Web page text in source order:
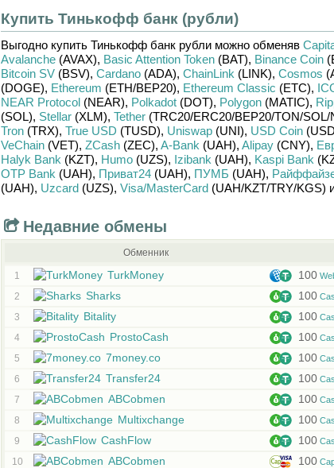
Купить Тинькофф банк (рубли)
Выгодно купить Тинькофф банк рублиможно обменяв
Avalanche(AVAX), Basic Attention Token(BAT), Binance Coin
Bitcoin SV(BSV), Cardano(ADA), ChainLink (LINK), Cosmos
(DOGE), Ethereum (ETH/BEP20), Ethereum Classic (ETC),
NEAR Protocol(NEAR), Polkadot(DOT), Polygon(MATIC),
(SOL), Stellar(XLM), Tether(TRC20/ERC20/BEP20/TON/SOL/
Tron(TRX), True USD (TUSD), Uniswap(UNI), USD Coin
VeChain(VET), ZCash(ZEC), A-Bank (UAH), Alipay(CNY),
Halyk Bank (KZT), Humo(UZS), Izibank (UAH), Kaspi Bank
OTP Bank (UAH), Приват24(UAH), ПУМБ (UAH),
(UAH), Uzcard(UZS), Visa/MasterCard(UAH/KZT/TRY/KGS)
Недавние обмены
Обменник
1 TurkMoney 100
2 Sharks 100
3 Bitality 100
4 ProstoCash 100
5 7money.co 100
6 Transfer24 100
7 ABCobmen 100
8 Multixchange 100
9 CashFlow 100
10 ABCobmen 100